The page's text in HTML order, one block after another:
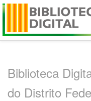
Skip
Biblioteca
do Distrito